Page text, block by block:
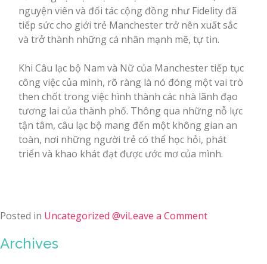
nguyện viên và đối tác cộng đồng như Fidelity đã
tiếp sức cho giới trẻ Manchester trở nên xuất sắc
và trở thành những cá nhân mạnh mẽ, tự tin.
Khi Câu lạc bộ Nam và Nữ của Manchester tiếp tục
công việc của mình, rõ ràng là nó đóng một vai trò
then chốt trong việc hình thành các nhà lãnh đạo
tương lai của thành phố. Thông qua những nỗ lực
tận tâm, câu lạc bộ mang đến một không gian an
toàn, nơi những người trẻ có thể học hỏi, phát
triển và khao khát đạt được ước mơ của mình.
Posted in Uncategorized @viLeave a Comment
Archives